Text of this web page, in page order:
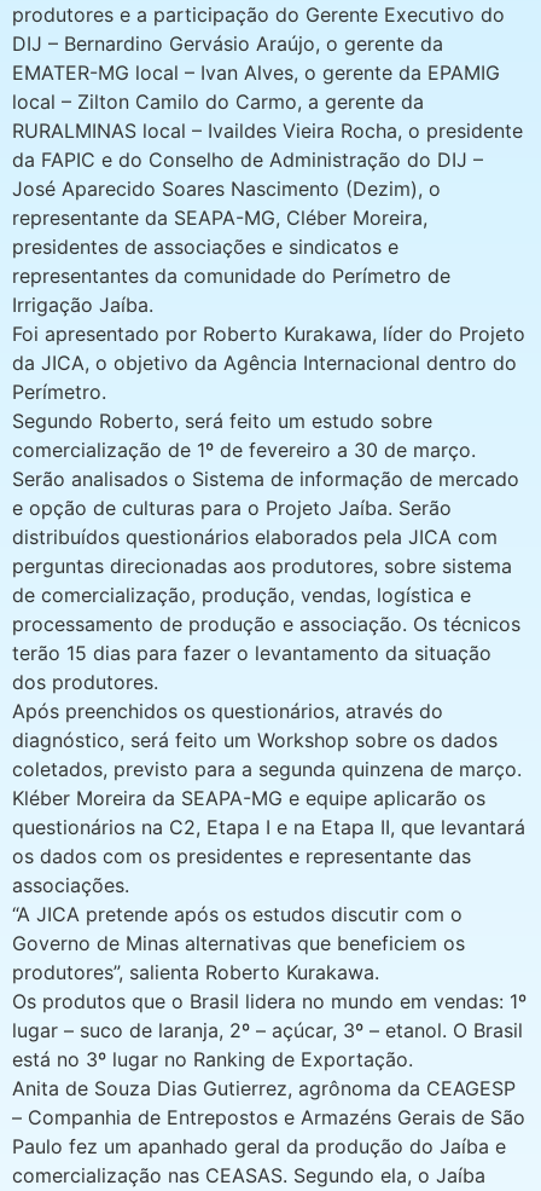
produtores e a participação do Gerente Executivo do
DIJ – Bernardino Gervásio Araújo, o gerente da
EMATER-MG local – Ivan Alves, o gerente da EPAMIG
local – Zilton Camilo do Carmo, a gerente da
RURALMINAS local – Ivaildes Vieira Rocha, o presidente
da FAPIC e do Conselho de Administração do DIJ –
José Aparecido Soares Nascimento (Dezim), o
representante da SEAPA-MG, Cléber Moreira,
presidentes de associações e sindicatos e
representantes da comunidade do Perímetro de
Irrigação Jaíba.
Foi apresentado por Roberto Kurakawa, líder do Projeto
da JICA, o objetivo da Agência Internacional dentro do
Perímetro.
Segundo Roberto, será feito um estudo sobre
comercialização de 1º de fevereiro a 30 de março.
Serão analisados o Sistema de informação de mercado
e opção de culturas para o Projeto Jaíba. Serão
distribuídos questionários elaborados pela JICA com
perguntas direcionadas aos produtores, sobre sistema
de comercialização, produção, vendas, logística e
processamento de produção e associação. Os técnicos
terão 15 dias para fazer o levantamento da situação
dos produtores.
Após preenchidos os questionários, através do
diagnóstico, será feito um Workshop sobre os dados
coletados, previsto para a segunda quinzena de março.
Kléber Moreira da SEAPA-MG e equipe aplicarão os
questionários na C2, Etapa I e na Etapa II, que levantará
os dados com os presidentes e representante das
associações.
“A JICA pretende após os estudos discutir com o
Governo de Minas alternativas que beneficiem os
produtores”, salienta Roberto Kurakawa.
Os produtos que o Brasil lidera no mundo em vendas: 1º
lugar – suco de laranja, 2º – açúcar, 3º – etanol. O Brasil
está no 3º lugar no Ranking de Exportação.
Anita de Souza Dias Gutierrez, agrônoma da CEAGESP
– Companhia de Entrepostos e Armazéns Gerais de São
Paulo fez um apanhado geral da produção do Jaíba e
comercialização nas CEASAS. Segundo ela, o Jaíba